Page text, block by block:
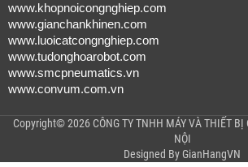
www.khopnoicongnghiep.com
www.gianchankhinen.com
www.luoicatcongnghiep.com
www.tudonghoarobot.com
www.smcpneumatics.vn
www.convum.com.vn
Copyright© 2026 CÔNG TY TNHH MÁY VÀ THIẾT BỊ
NỘI
Designed By GianHangVN